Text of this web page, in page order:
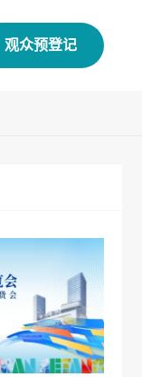
观众预登记